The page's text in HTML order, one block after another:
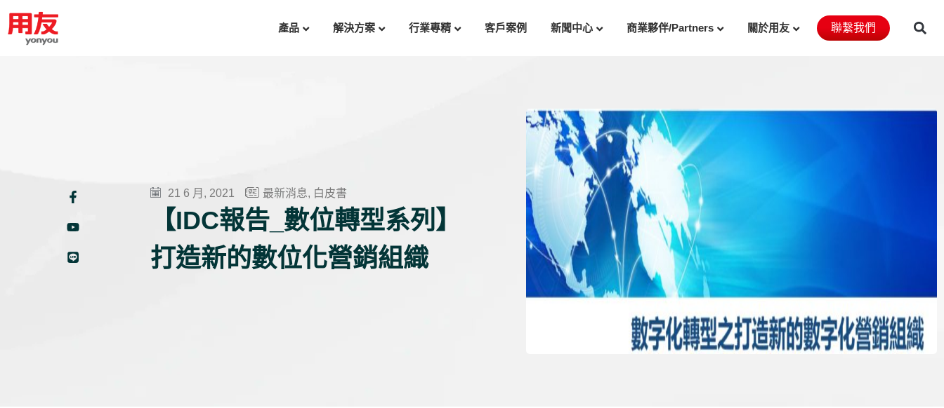
產品 解決方案 行業專精 客戶案例 新聞中心 商業夥伴/Partners 關於用友 聯繫我們
21 6 月, 2021 最新消息, 白皮書
【IDC報告_數位轉型系列】
打造新的數位化營銷組織